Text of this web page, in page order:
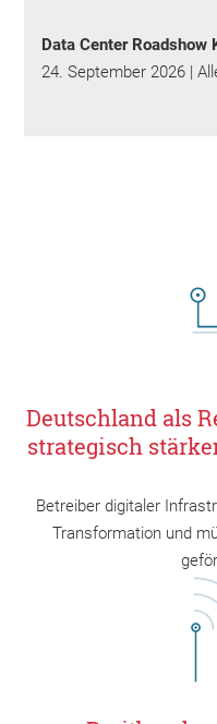
Data Center Roadshow
24. September 2026 |
Deutschland als
strategisch
Betreiber digitaler
Transformation und